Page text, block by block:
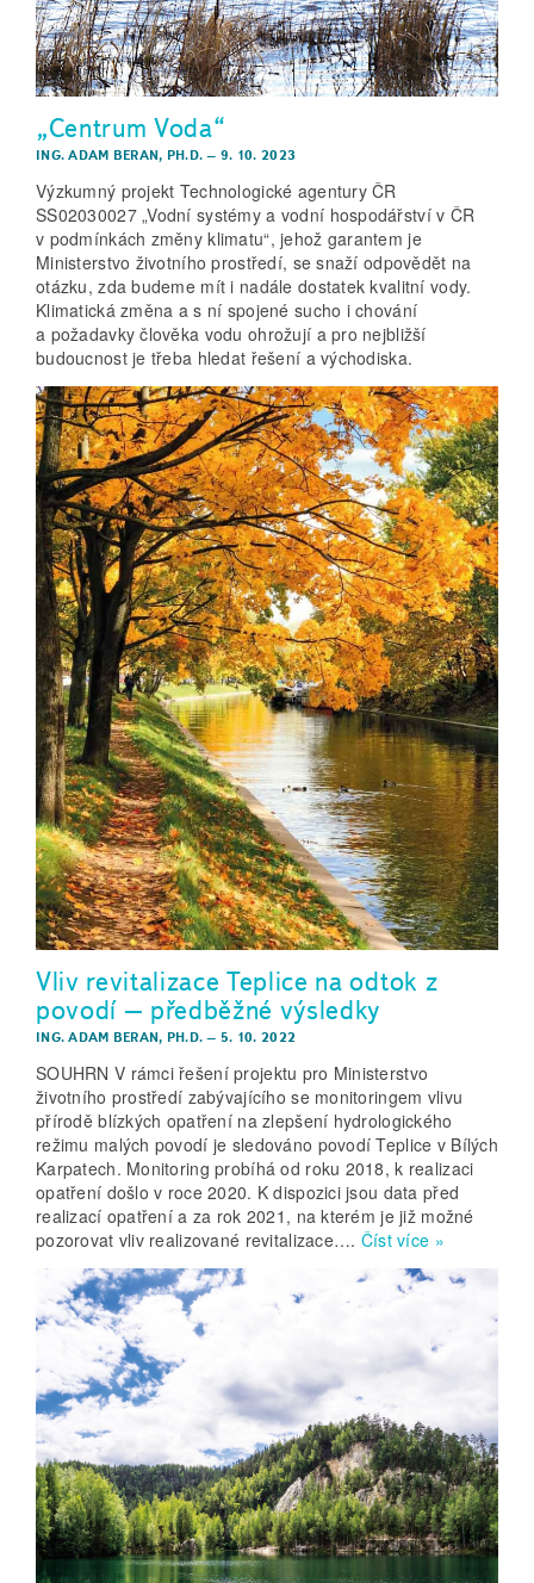
„Centrum Voda“
ING. ADAM BERAN, PH.D. –9. 10. 2023
Výzkumný projekt Technologické agentury ČR
SS02030027 „Vodní systémy a vodní hospodářství v ČR
v podmínkách změny klimatu“, jehož garantem je
Ministerstvo životního prostředí, se snaží odpovědět na
otázku, zda budeme mít i nadále dostatek kvalitní vody.
Klimatická změna a s ní spojené sucho i chování
a požadavky člověka vodu ohrožují a pro nejbližší
budoucnost je třeba hledat řešení a východiska.
Vliv revitalizace Teplice na odtok z
povodí – předběžné výsledky
ING. ADAM BERAN, PH.D. –5. 10. 2022
SOUHRN V rámci řešení projektu pro Ministerstvo
životního prostředí zabývajícího se monitoringem vlivu
přírodě blízkých opatření na zlepšení hydrologického
režimu malých povodí je sledováno povodí Teplice v Bílých
Karpatech. Monitoring probíhá od roku 2018, k realizaci
opatření došlo v roce 2020. K dispozici jsou data před
realizací opatření a za rok 2021, na kterém je již možné
pozorovat vliv realizované revitalizace…. Číst více »